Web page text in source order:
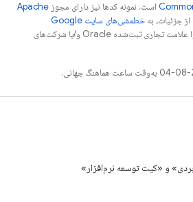
است. نمونه کدها نیز دارای مجوز Apache
جزئیات، به
خطمشی‌های سایت Google
مراجعه کنید. جاوا علامت تجاری ثبت‌شده Oracle و/یا شرکت‌های
و «کیت توسعه نرم‌افزار»